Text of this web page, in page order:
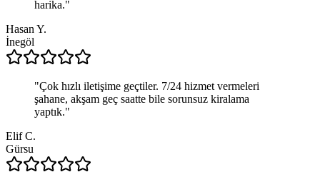
harika."
Hasan Y.
İnegöl
"Çok hızlı iletişime geçtiler. 7/24 hizmet vermeleri
şahane, akşam geç saatte bile sorunsuz kiralama
yaptık."
Elif C.
Gürsu